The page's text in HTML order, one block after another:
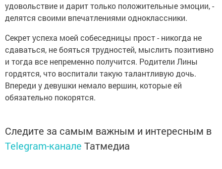
удовольствие и дарит только положительные эмоции, -
делятся своими впечатлениями одноклассники.
Секрет успеха моей собеседницы прост - никогда не
сдаваться, не бояться трудностей, мыслить позитивно
и тогда все непременно получится. Родители Лины
гордятся, что воспитали такую талантливую дочь.
Впереди у девушки немало вершин, которые ей
обязательно покорятся.
Следите за самым важным и интересным в
Telegram-канале Татмедиа